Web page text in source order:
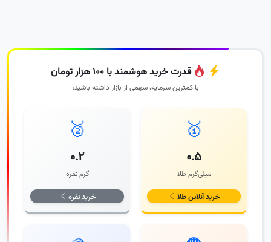
قدرت خرید هوشمند با ۱۰۰ هزار تومان
با کمترین سرمایه، سهمی از بازار داشته باشید:
🥇
۰.۵
میلی‌گرم طلا
خرید آنلاین طلا
🥈
۰.۲
گرم نقره
خرید نقره